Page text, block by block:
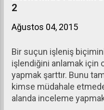
gösteriyor.)
2
Ağustos 04, 2015
Bir suçun işleniş
işlendiğini anlamak için
yapmak şarttır. Bunu
kimse müdahale
alanda inceleme